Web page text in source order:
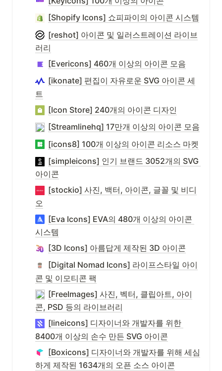
[Shopify Icons] 쇼피파이의 아이콘 시스템
[reshot] 아이콘 및 일러스트레이션 라이브
러리
[Evericons] 460개 이상의 아이콘 모음
[ikonate] 편집이 자유로운 SVG 아이콘 세
트
[Icon Store] 240개의 아이콘 디자인
[Streamlinehq] 17만개 이상의 아이콘 모음
[icons8] 100개 이상의 아이콘 리소스 마켓
[simpleicons] 인기 브랜드 3052개의 SVG
아이콘
[stockio] 사진, 백터, 아이콘, 글꼴 및 비디
오
[Eva Icons] EVA의 480개 이상의 아이콘
시스템
[3D Icons] 아름답게 제작된 3D 아이콘
[Digital Nomad Icons] 라이프스타일 아이
콘 및 이모티콘 팩
[FreeImages] 사진, 벡터, 클립아트, 아이
콘, PSD 등의 라이브러리
[lineicons] 디자이너와 개발자를 위한
8400개 이상의 손수 만든 SVG 아이콘
[Boxicons] 디자이너와 개발자를 위해 세심
하게 제작된 1634개의 오픈 소스 아이콘